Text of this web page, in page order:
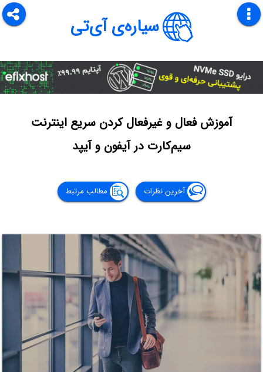
سیاره‌ی آی‌تی
آموزش فعال و غیرفعال کردن سریع اینترنت
سیم‌کارت در آیفون و آیپد
آخرین نظرات مطالب مرتبط